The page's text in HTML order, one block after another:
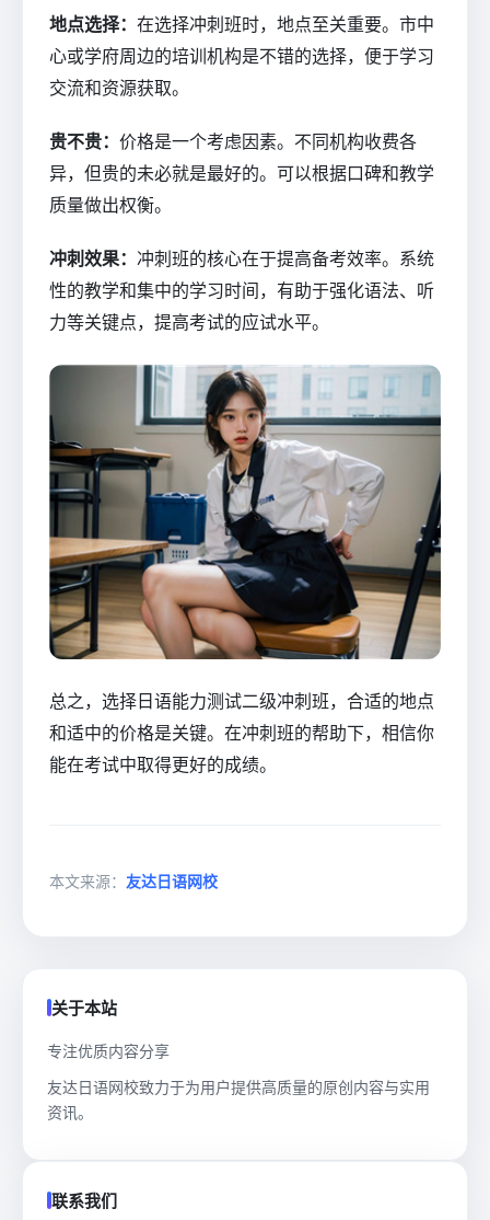
地点选择： 在选择冲刺班时，地点至关重要。市中
心或学府周边的培训机构是不错的选择，便于学习
交流和资源获取。
贵不贵： 价格是一个考虑因素。不同机构收费各
异，但贵的未必就是最好的。可以根据口碑和教学
质量做出权衡。
冲刺效果： 冲刺班的核心在于提高备考效率。系统
性的教学和集中的学习时间，有助于强化语法、听
力等关键点，提高考试的应试水平。
总之，选择日语能力测试二级冲刺班，合适的地点
和适中的价格是关键。在冲刺班的帮助下，相信你
能在考试中取得更好的成绩。
本文来源： 友达日语网校
关于本站
专注优质内容分享
友达日语网校致力于为用户提供高质量的原创内容与实用
资讯。
联系我们